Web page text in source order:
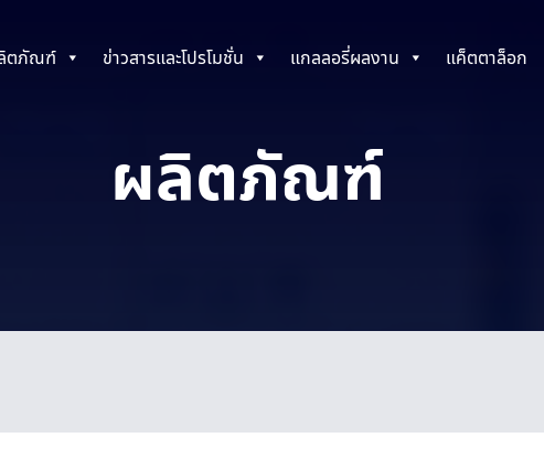
ตภัณฑ์ ข่าวสารและโปรโมชั่น แกลลอรี่ผลงาน
แค็ตตาล็อก
ผลิตภัณฑ์